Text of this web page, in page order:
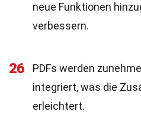
neue Funktionen
verbessern.
26
PDFs werden
integriert, was die
erleichtert.